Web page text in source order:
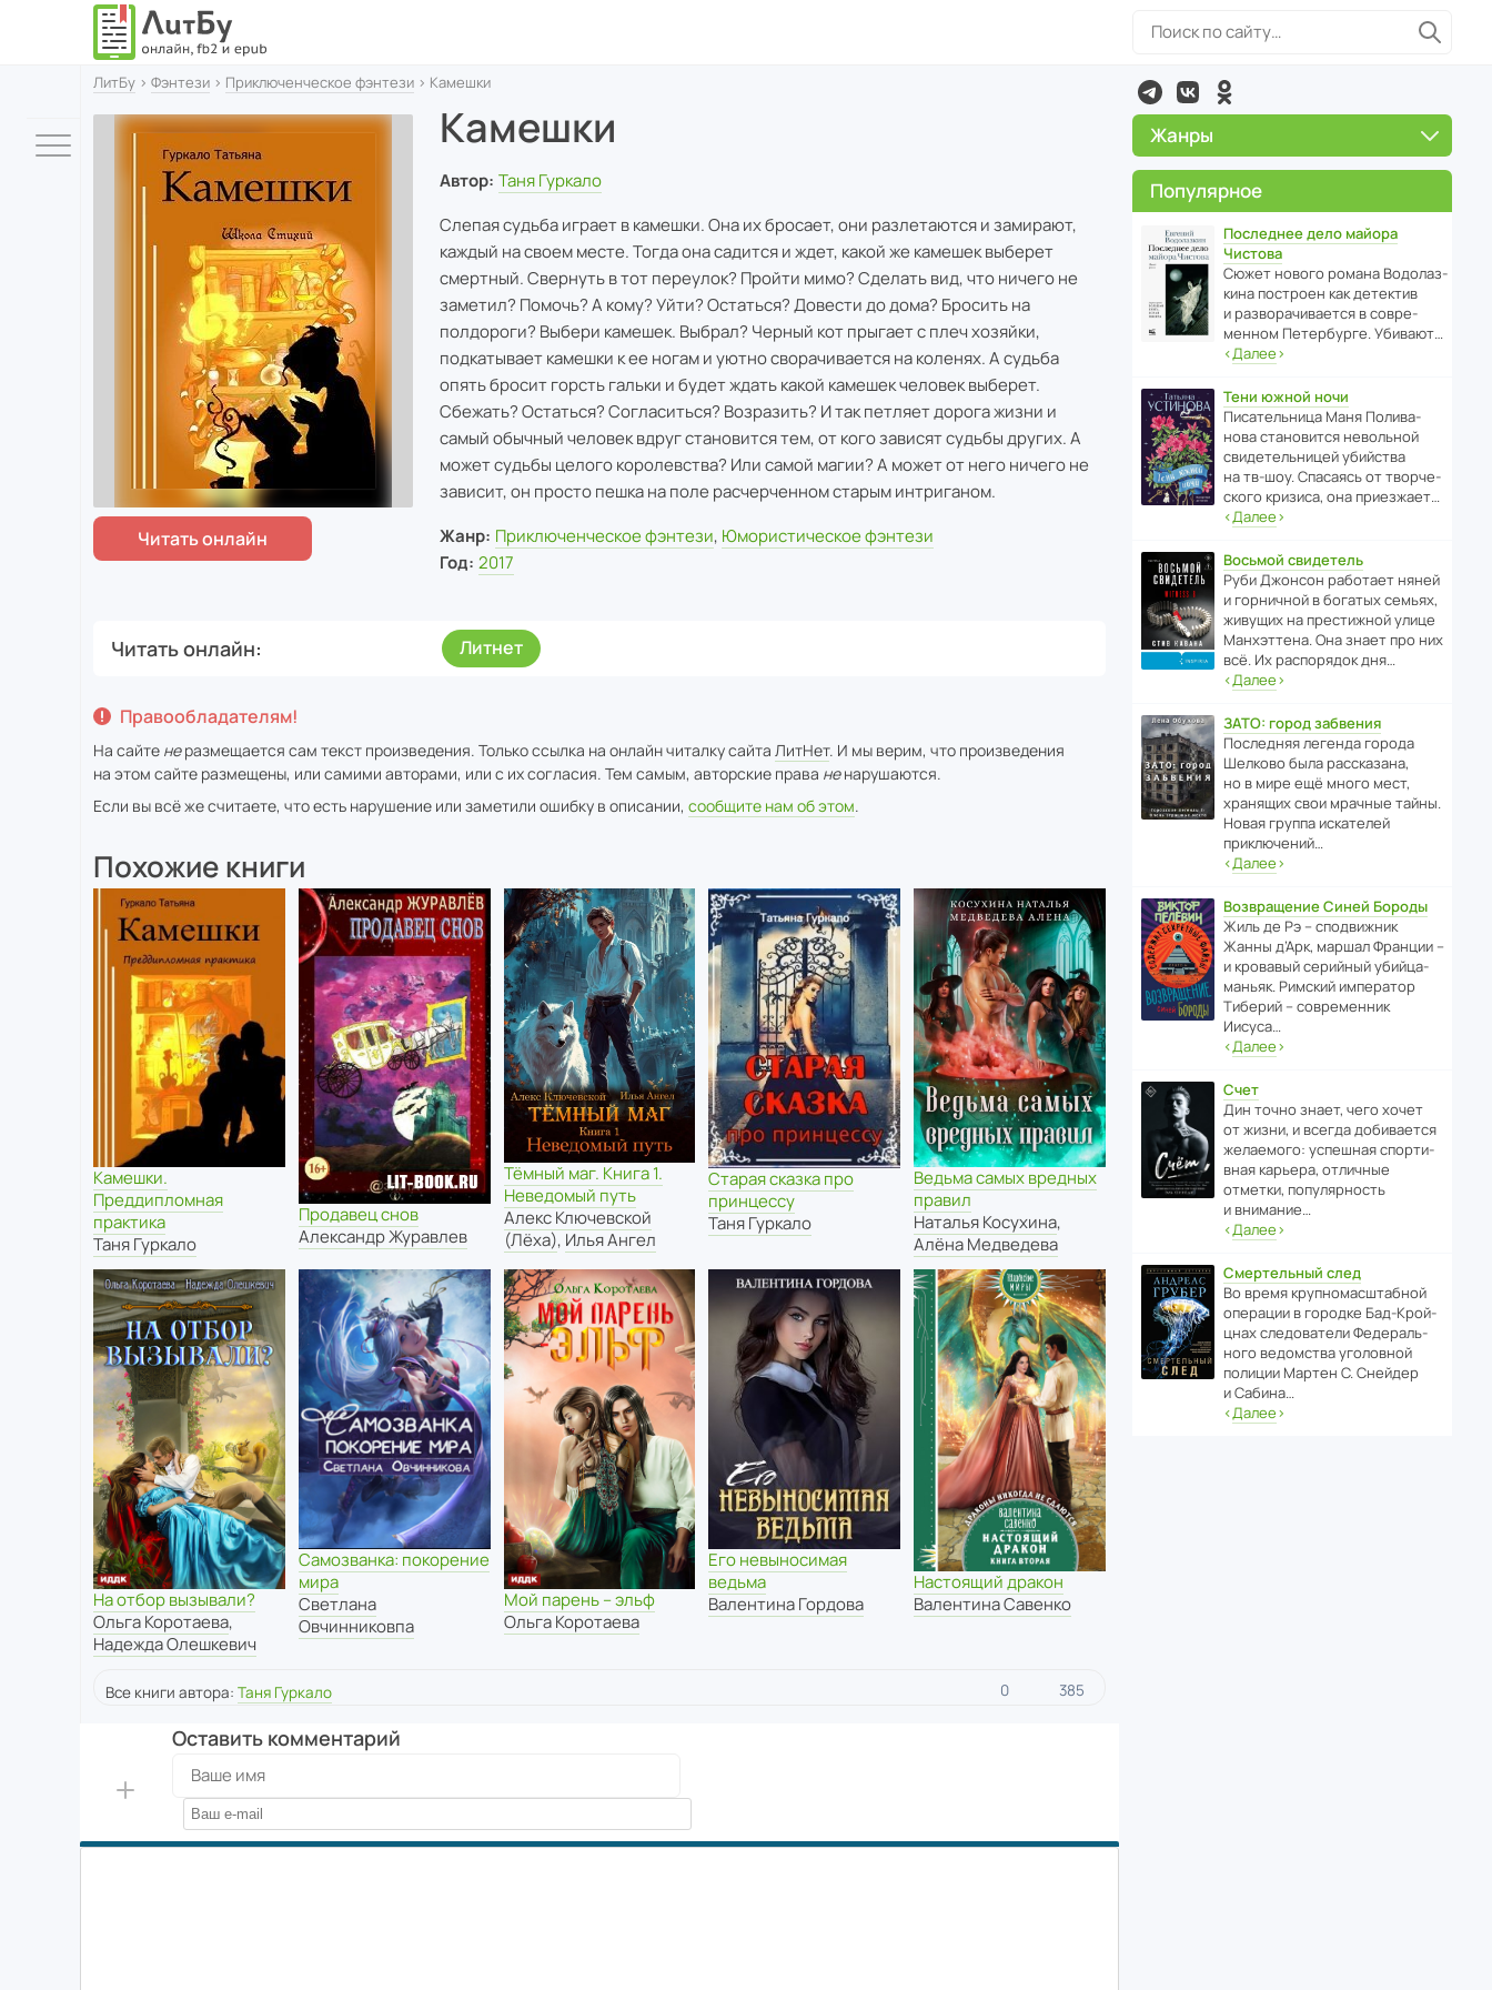
ЛитБу › Фэнтези › Приключенческое фэнтези › Камешки
Камешки
Автор: Таня Гуркало
Слепая судьба играет в камешки. Она их бросает, они разлетаются и замирают,
каждый на своем месте. Тогда она садится и ждет, какой же камешек выберет
смертный. Свернуть в тот переулок? Пройти мимо? Сделать вид, что ничего не
заметил? Помочь? А кому? Уйти? Остаться? Довести до дома? Бросить на
полдороги? Выбери камешек. Выбрал? Черный кот прыгает с плеч хозяйки,
подкатывает камешки к ее ногам и уютно сворачивается на коленях. А судьба
опять бросит горсть гальки и будет ждать какой камешек человек выберет.
Сбежать? Остаться? Согласиться? Возразить? И так петляет дорога жизни и
самый обычный человек вдруг становится тем, от кого зависят судьбы других. А
может судьбы целого королевства? Или самой магии? А может от него ничего не
зависит, он просто пешка на поле расчерченном старым интриганом.
Жанр: Приключенческое фэнтези, Юмористическое фэнтези
Год: 2017
Читать онлайн Литнет
Правообладателям!
На сайте неразмещается сам текст произведения. Только ссылка на онлайн читалку сайта ЛитНет. И мы верим, что произведения
на этом сайте размещены, или самими авторами, или с их согласия. Тем самым, авторские права ненарушаются.
Если вы всё же считаете, что есть нарушение или заметили ошибку в описании, сообщите нам об этом.
Похожие книги
Камешки.
Преддипломная
практика
Таня Гуркало
Продавец снов
Александр Журавлев
Тёмный маг. Книга 1.
Неведомый путь
Алекс Ключевской
(Лёха), Илья Ангел
Старая сказка про
принцессу
Таня Гуркало
Ведьма самых вредных
правил
Наталья Косухина,
Алёна Медведева
На отбор вызывали?
Ольга Коротаева,
Надежда Олешкевич
Самозванка: покорение
мира
Светлана
Овчинниковпа
Мой парень – эльф
Ольга Коротаева
Его невыносимая
ведьма
Валентина Гордова
Настоящий дракон
Валентина Савенко
Все книги автора: Таня Гуркало 0 385
Оставить комментарий
Жанры
Популярное
Последнее дело майора
Чистова
Сюжет нового романа Водо­ла­з­
кина пост­роен как дете­ктив
и разво­ра­чи­ва­ется в совре­
менном Пете­р­бурге. Убивают…
‹Далее›
Тени южной ночи
Писа­тель­ница Маня Поли­ва­
нова стано­вится невольной
свиде­тель­ницей убийства
на тв-шоу. Спасаясь от твор­че­
с­кого кризиса, она приезжает…
‹Далее›
Восьмой свидетель
Руби Джонсон рабо­тает няней
и горни­чной в богатых семьях,
живущих на прес­ти­жной улице
Манх­эт­тена. Она знает про них
всё. Их распо­рядок дня…
‹Далее›
ЗАТО: город забвения
После­дняя легенда города
Шелково была расска­зана,
но в мире ещё много мест,
хранящих свои мрачные тайны.
Новая группа иска­телей
приключений…
‹Далее›
Возвращение Синей Бороды
Жиль де Рэ – спод­ви­жник
Жанны д’Арк, маршал Франции –
и кровавый серийный убийца-
маньяк. Римский импе­ратор
Тиберий – совре­менник
Иисуса…
‹Далее›
Счет
Дин точно знает, чего хочет
от жизни, и всегда доби­ва­ется
жела­е­мого: успе­шная спор­ти­
вная карьера, отли­чные
отметки, попу­ля­р­ность
и внимание…
‹Далее›
Смертельный след
Во время круп­но­мас­ш­та­бной
операции в городке Бад‑Крой­
цнах следо­ва­тели Феде­раль­
ного ведомства уголо­вной
полиции Мартен С. Снейдер
и Сабина…
‹Далее›